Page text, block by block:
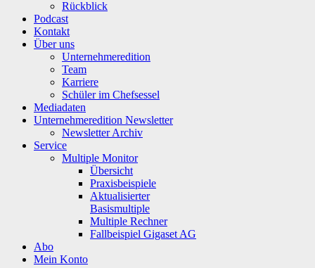
Rückblick
Podcast
Kontakt
Über uns
Unternehmeredition
Team
Karriere
Schüler im Chefsessel
Mediadaten
Unternehmeredition Newsletter
Newsletter Archiv
Service
Multiple Monitor
Übersicht
Praxisbeispiele
Aktualisierter
Basismultiple
Multiple Rechner
Fallbeispiel Gigaset AG
Abo
Mein Konto